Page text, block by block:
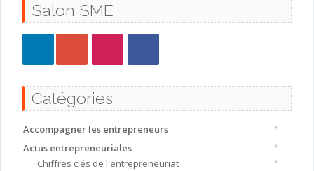
Salon SME
Catégories
Accompagner les entrepreneurs
Actus entrepreneuriales
Chiffres clés de l'entrepreneuriat